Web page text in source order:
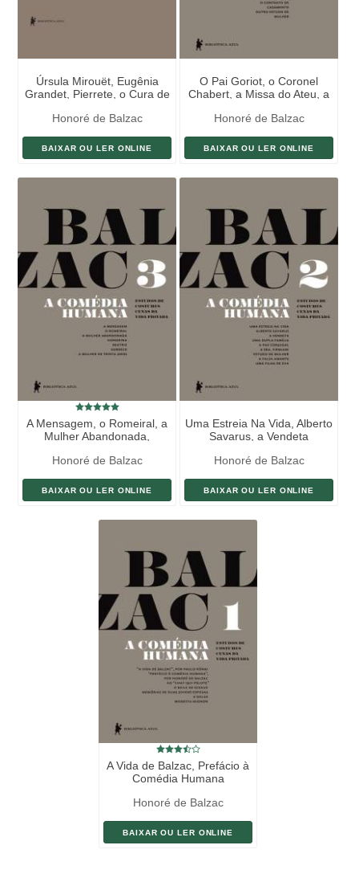
Úrsula Mirouët, Eugênia
Grandet, Pierrete, o Cura de
Honoré de Balzac
BAIXAR OU LER ONLINE
O Pai Goriot, o Coronel
Chabert, a Missa do Ateu, a
Honoré de Balzac
BAIXAR OU LER ONLINE
A Mensagem, o Romeiral, a
Mulher Abandonada,
Honoré de Balzac
BAIXAR OU LER ONLINE
Uma Estreia Na Vida, Alberto
Savarus, a Vendeta
Honoré de Balzac
BAIXAR OU LER ONLINE
A Vida de Balzac, Prefácio à
Comédia Humana
Honoré de Balzac
BAIXAR OU LER ONLINE